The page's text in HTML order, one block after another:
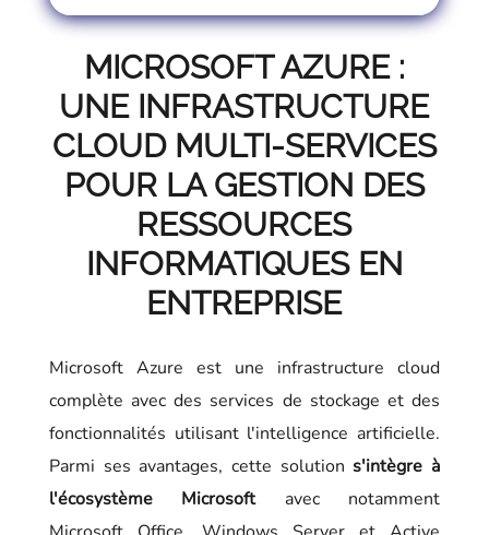
MICROSOFT AZURE :
UNE INFRASTRUCTURE
CLOUD MULTI-SERVICES
POUR LA GESTION DES
RESSOURCES
INFORMATIQUES EN
ENTREPRISE
Microsoft Azure est une infrastructure cloud
complète avec des services de stockage et des
fonctionnalités utilisant l'intelligence artificielle.
Parmi ses avantages, cette solutions'intègre à
l'écosystème Microsoftavec notamment